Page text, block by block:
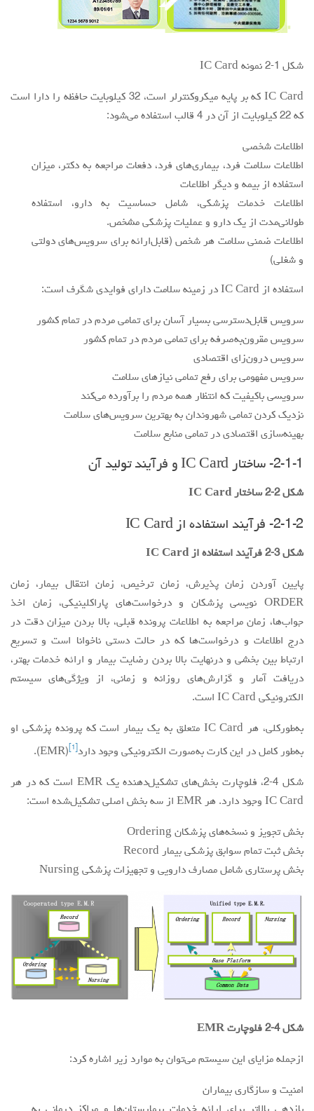
شکل 1-2 نمونه IC Card
IC Card که بر پایه میکروکنترلر است، 32 کیلوبایت حافظه را دارا است
که 22 کیلوبایت از آن در 4 قالب استفاده می‌شود:
اطلاعات شخصی
اطلاعات سلامت فرد، بیماری‌های فرد، دفعات مراجعه به دکتر، میزان
استفاده از بیمه و دیگر اطلاعات
اطلاعات خدمات پزشکی، شامل حساسیت به دارو، استفاده
طولانی‌مدت از یک دارو و عملیات پزشکی مشخص.
اطلاعات ضمنی سلامت هر شخص (قابل‌ارائه برای سرویس‌های دولتی
و شغلی)
استفاده از IC Card در زمینه سلامت دارای فوایدی شگرف است:
سرویس قابل‌دسترسی بسیار آسان برای تمامی مردم در تمام کشور
سرویس مقرون‌به‌صرفه برای تمامی مردم در تمام کشور
سرویس درون‌زای اقتصادی
سرویس مفهومی برای رفع تمامی نیازهای سلامت
سرویسی باکیفیت که انتظار همه مردم را برآورده می‌کند
نزدیک کردن تمامی شهروندان به بهترین سرویس‌های سلامت
بهینه‌سازی اقتصادی در تمامی منابع سلامت
2-1-1- ساختار IC Card و فرآیند تولید آن
شکل 2-2 ساختار IC Card
2-1-2- فرآیند استفاده از IC Card
شکل 3-2 فرآیند استفاده از IC Card
پایین آوردن زمان پذیرش، زمان ترخیص، زمان انتقال بیمار، زمان
ORDER نویسی پزشکان و درخواست‌های پاراکلینیکی، زمان اخذ
جواب‌ها، زمان مراجعه به اطلاعات پرونده قبلی، بالا بردن میزان دقت در
درج اطلاعات و درخواست‌ها که در حالت دستی ناخوانا است و تسریع
ارتباط بین بخشی و درنهایت بالا بردن رضایت بیمار و ارائه خدمات بهتر،
دریافت آمار و گزارش‌های روزانه و زمانی، از ویژگی‌های سیستم
الکترونیکی IC Card است.
به‌طورکلی، هر IC Card متعلق به یک بیمار است که پرونده پزشکی او
به‌طور کامل در این کارت به‌صورت الکترونیکی وجود دارد
(EMR).
شکل 4-2، فلوچارت بخش‌های تشکیل‌دهنده یک EMR است که در هر
IC Card وجود دارد. هر EMR از سه بخش اصلی تشکیل‌شده است:
بخش تجویز و نسخه‌های پزشکان Ordering
بخش ثبت تمام سوابق پزشکی بیمار Record
بخش پرستاری شامل مصارف دارویی و تجهیزات پزشکی Nursing
شکل 4-2 فلوچارت EMR
ازجمله مزایای این سیستم می‌توان به موارد زیر اشاره کرد:
امنیت و سازگاری بیماران